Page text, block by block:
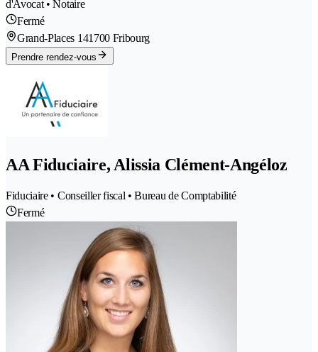
d'Avocat • Notaire
Fermé
Grand-Places 141700 Fribourg
Prendre rendez-vous
AA Fiduciaire, Alissia Clément-Angéloz
Fiduciaire • Conseiller fiscal • Bureau de Comptabilité
Fermé